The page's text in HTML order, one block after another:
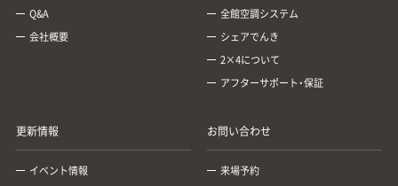
Q&A
会社概要
全館空調システム
シェアでんき
2×4について
アフターサポート・保証
更新情報
イベント情報
お問い合わせ
来場予約